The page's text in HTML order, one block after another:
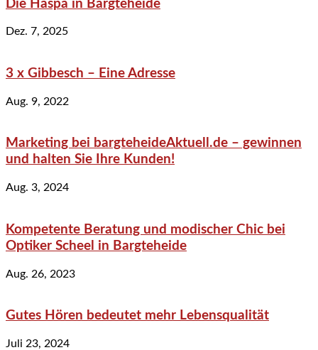
Die Haspa in Bargteheide
Dez. 7, 2025
3 x Gibbesch – Eine Adresse
Aug. 9, 2022
Marketing bei bargteheideAktuell.de – gewinnen
und halten Sie Ihre Kunden!
Aug. 3, 2024
Kompetente Beratung und modischer Chic bei
Optiker Scheel in Bargteheide
Aug. 26, 2023
Gutes Hören bedeutet mehr Lebensqualität
Juli 23, 2024